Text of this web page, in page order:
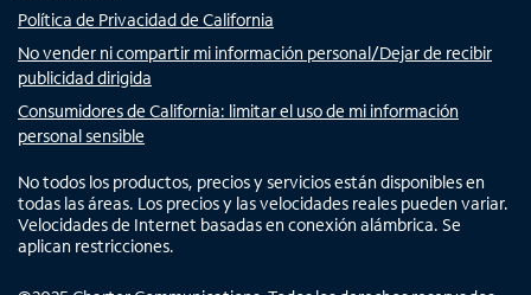
Política de Privacidad de California
No vender ni compartir mi información personal/Dejar de recibir
publicidad dirigida
Consumidores de California: limitar el uso de mi información
personal sensible
No todos los productos, precios y servicios están disponibles en
todas las áreas. Los precios y las velocidades reales pueden variar.
Velocidades de Internet basadas en conexión alámbrica. Se
aplican restricciones.